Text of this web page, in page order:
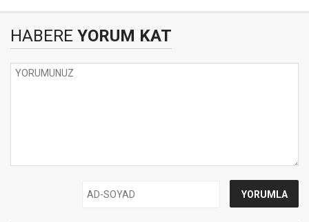
HABERE YORUM KAT